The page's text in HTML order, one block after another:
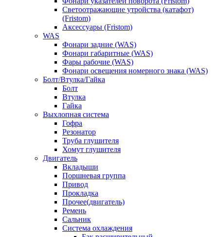
Светоотражающие утройства (катафот)
(Fristom)
Аксессуары (Fristom)
WAS
Фонари задние (WAS)
Фонари габаритные (WAS)
Фары рабочие (WAS)
Фонари освещения номерного знака (WAS)
Болт/Втулка/Гайка
Болт
Втулка
Гайка
Выхлопная система
Гофра
Резонатор
Труба глушителя
Хомут глушителя
Двигатель
Вкладыши
Поршневая группа
Привод
Прокладка
Прочее(двигатель)
Ремень
Сальник
Система охлаждения